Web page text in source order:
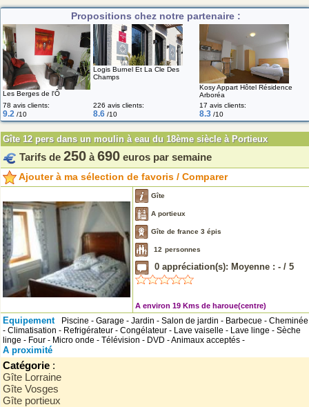
Propositions chez notre partenaire :
Les Berges de l'Ô
Logis Burnel Et La Cle Des
Champs
Kosy Appart Hôtel Résidence
Arboréa
78 avis clients:
9.2 /10
226 avis clients:
8.6 /10
17 avis clients:
8.3 /10
Gîte 12 pers dans un moulin à eau du 18ème siècle à Portieux
Tarifs de 250 à 690 euros par semaine
Ajouter à ma sélection de favoris / Comparer
Gîte
A portieux
Gîte de france 3 épis
12 personnes
0 appréciation(s): Moyenne : - / 5
A environ 19 Kms de haroue(centre)
Equipement
Piscine - Garage - Jardin - Salon de jardin - Barbecue - Cheminée
- Climatisation - Refrigérateur - Congélateur - Lave vaiselle - Lave linge - Sèche
linge - Four - Micro onde - Télévision - DVD - Animaux acceptés -
A proximité
Catégorie :
Gîte Lorraine
Gîte Vosges
Gîte portieux